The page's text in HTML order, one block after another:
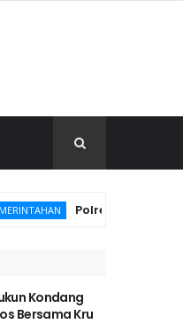
Polres Lumajang
Kondang
Bersama Kru